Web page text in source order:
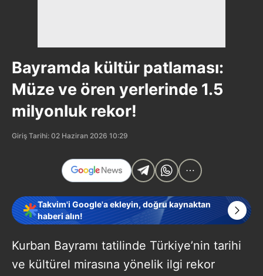
Bayramda kültür patlaması:
Müze ve ören yerlerinde 1.5
milyonluk rekor!
Giriş Tarihi: 02 Haziran 2026 10:29
Takvim'i Google'a ekleyin, doğru kaynaktan
haberi alın!
Kurban Bayramı tatilinde Türkiye’nin tarihi
ve kültürel mirasına yönelik ilgi rekor